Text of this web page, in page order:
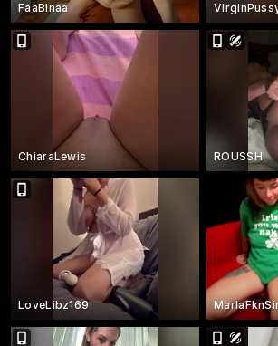
FaaBinaa
ChiaraLewis ROUSSH
LoveLibz169